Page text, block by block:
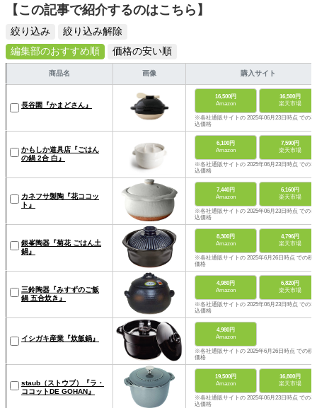
【この記事で紹介するのはこちら】
絞り込み
絞り込み解除
編集部のおすすめ順
価格の安い順
商品名 画像 購入サイト
長谷園『かまどさん』
16,500円
Amazon
16,500円
楽天市場
※各社通販サイトの 2025年06月23日時点 での税
込価格
かもしか道具店『ごはん
の鍋 2合 白』
6,100円
Amazon
7,590円
楽天市場
※各社通販サイトの 2025年06月23日時点 での税
込価格
カネフサ製陶『花ココッ
ト』
7,440円
Amazon
6,160円
楽天市場
※各社通販サイトの 2025年06月23日時点 での税
込価格
銀峯陶器『菊花 ごはん土
鍋』
8,300円
Amazon
4,796円
楽天市場
※各社通販サイトの 2025年6月26日時点 での税
価格
三鈴陶器『みすずのご飯
鍋 五合炊き』
4,980円
Amazon
6,820円
楽天市場
※各社通販サイトの 2025年06月23日時点 での税
込価格
イシガキ産業『炊飯鍋』
4,980円
Amazon
※各社通販サイトの 2025年6月26日時点 での税
価格
staub（ストウブ）『ラ・
ココットDE GOHAN』
19,500円
Amazon
16,800円
楽天市場
※各社通販サイトの 2025年06月23日時点 での税
込価格